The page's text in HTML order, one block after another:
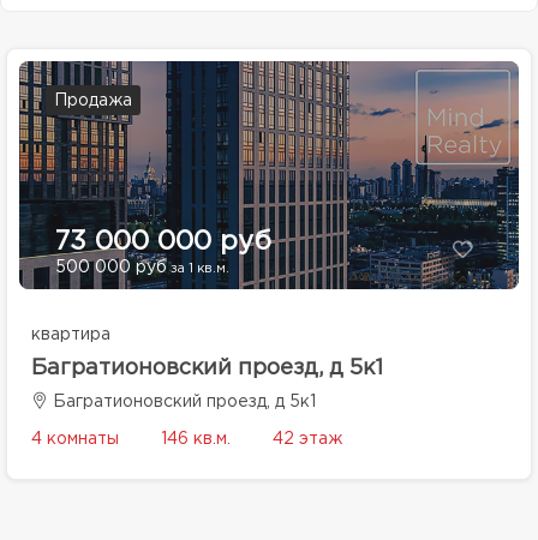
Продажа
73 000 000 руб
500 000 рубза 1 кв.м.
квартира
Багратионовский проезд, д 5к1
Багратионовский проезд, д 5к1
4 комнаты 146 кв.м. 42 этаж